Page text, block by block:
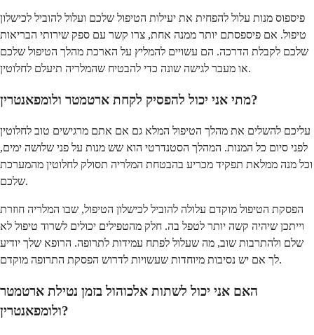
פיספוס מנות עלול להפחית את יעילות הטיפול שלכם ועלול להוביל לכישלון
טיפול. אם פיספסתם יותר ממנה אחת, צרו קשר עם ספק שירותי הבריאות
שלכם לקבלת הדרכה. הם עשויים להמליץ על הארכת מהלך הטיפול שלכם
או מעבר לגישה שונה כדי להבטיח שהמלריה תיעלם לחלוטין.
מתי אני יכול להפסיק לקחת ארטמטר ולומפאנטרין?
עליכם להשלים את מהלך הטיפול המלא גם אם אתם מרגישים טוב לחלוטין
לפני סיום כל המנות. המהלך הסטנדרטי הוא שש מנות על פני שלושה ימים,
וכל מנה ממלאת תפקיד מכריע בהבטחת המלריה תסולק לחלוטין מהמערכת
שלכם.
הפסקת הטיפול מוקדם עלולה להוביל לכישלון הטיפול, שבו המלריה חוזרת
וייתכן שיהיה קשה יותר לטפל בה. חלק מהטפילים יכולים לשרוד טיפול לא
שלם ולהתרבות שוב, מה שעלול לפתח עמידות לתרופה. הרופא שלך יודיע
לך אם יש נסיבות מיוחדות שעשויות לדרוש הפסקת התרופה מוקדם.
האם אני יכול לשתות אלכוהול בזמן נטילת ארטמטר
ולומפאנטרין?